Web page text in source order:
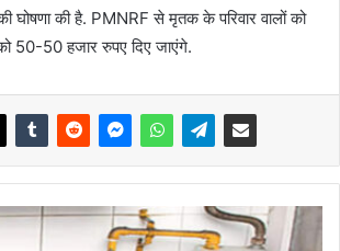
घोषणा की है. PMNRF से मृतक के परिवार वालों को
50-50 हजार रुपए दिए जाएंगे.